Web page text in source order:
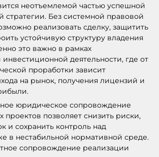
неотъемлемой частью успешной
стратегии. Без системной правовой
реализовать сделку, защитить
устойчивую структуру владения
это важно в рамках
деятельности, где от
проработки зависит
на рынок, получения лицензий и
юридическое сопровождение
проектов позволяет снизить риски,
и сохранить контроль над
в нестабильной нормативной среде.
сопровождение реализации